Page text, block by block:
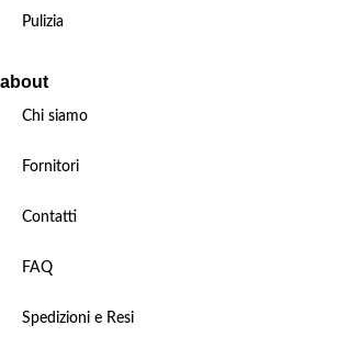
Pulizia
about
Chi siamo
Fornitori
Contatti
FAQ
Spedizioni e Resi